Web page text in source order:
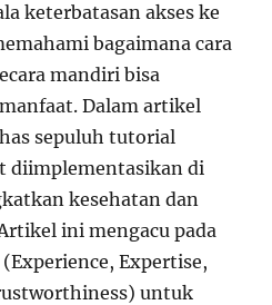
keterbatasan akses ke
bagaimana cara
mandiri bisa
Dalam artikel
sepuluh tutorial
diimplementasikan di
kesehatan dan
ini mengacu pada
Expertise,
untuk